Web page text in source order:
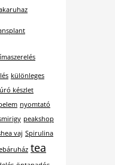
különleges
készlet
nyomtató
peakshop
vaj Spirulina
tea